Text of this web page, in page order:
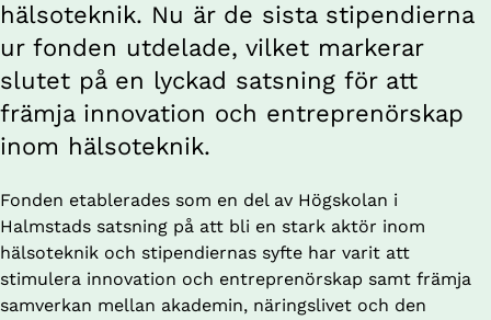
hälsoteknik. Nu är de sista stipendierna
ur fonden utdelade, vilket markerar
slutet på en lyckad satsning för att
främja innovation och entreprenörskap
inom hälsoteknik.
Fonden etablerades som en del av Högskolan i
Halmstads satsning på att bli en stark aktör inom
hälsoteknik och stipendiernas syfte har varit att
stimulera innovation och entreprenörskap samt främja
samverkan mellan akademin, näringslivet och den